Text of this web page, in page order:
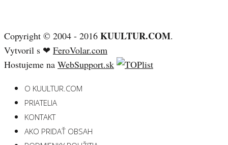
Copyright © 2004 - 2016 KUULTUR.COM.
Vytvoril s ❤ FeroVolar.com
Hostujeme na WebSupport.sk
O KUULTUR.COM
PRIATELIA
KONTAKT
AKO PRIDAŤ OBSAH